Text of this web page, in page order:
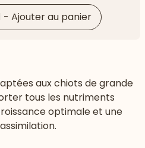
- Ajouter au panier
aux chiots de grande
tous les nutriments
optimale et une